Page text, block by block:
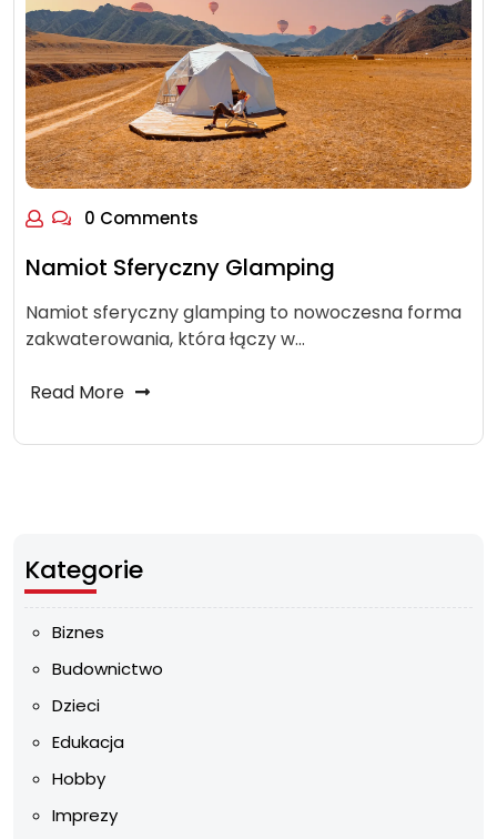
0 Comments
Namiot Sferyczny Glamping
Namiot sferyczny glamping to nowoczesna forma
zakwaterowania, która łączy w…
Read More
Kategorie
Biznes
Budownictwo
Dzieci
Edukacja
Hobby
Imprezy